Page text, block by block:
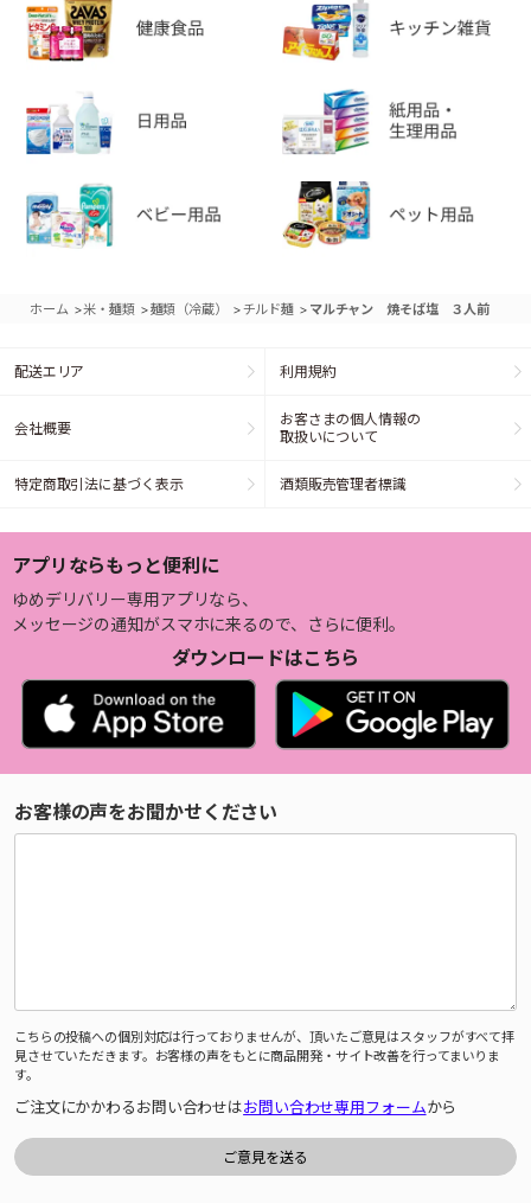
ホーム >米・麺類 >麺類（冷蔵） >チルド麺 > マルチャン 焼そば塩 ３人前
配送エリア 利用規約
会社概要
お客さまの個人情報の
取扱いについて
特定商取引法に基づく表示 酒類販売管理者標識
アプリならもっと便利に
ゆめデリバリー専用アプリなら、
メッセージの通知がスマホに来るので、さらに便利。
ダウンロードはこちら
お客様の声をお聞かせください
こちらの投稿への個別対応は行っておりませんが、頂いたご意見はスタッフがすべて拝
見させていただきます。お客様の声をもとに商品開発・サイト改善を行ってまいりま
す。
ご注文にかかわるお問い合わせはお問い合わせ専用フォームから